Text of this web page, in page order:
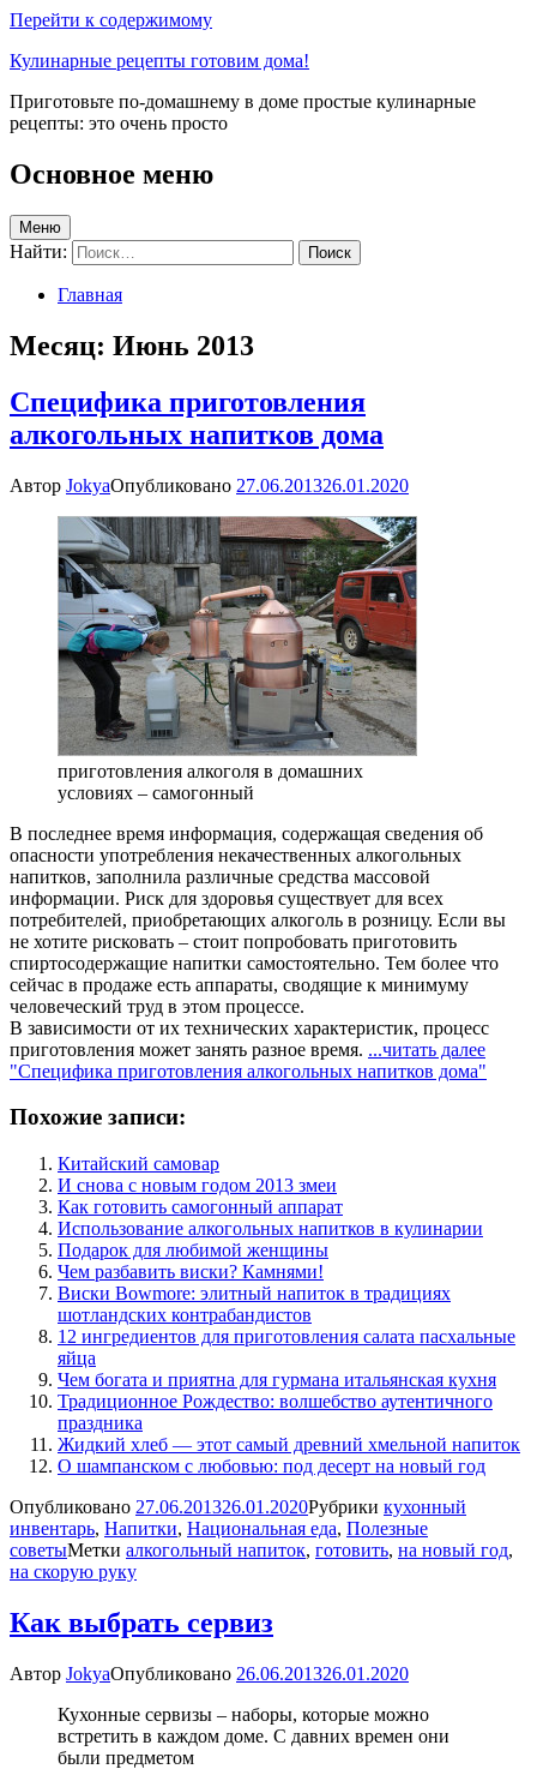
Перейти к содержимому
Кулинарные рецепты готовим дома!
Приготовьте по-домашнему в доме простые кулинарные
рецепты: это очень просто
Основное меню
Меню
Найти:
Главная
Месяц: Июнь 2013
Специфика приготовления
алкогольных напитков дома
Автор JokyaОпубликовано 27.06.201326.01.2020
приготовления алкоголя в домашних
условиях – самогонный
В последнее время информация, содержащая сведения об
опасности употребления некачественных алкогольных
напитков, заполнила различные средства массовой
информации. Риск для здоровья существует для всех
потребителей, приобретающих алкоголь в розницу. Если вы
не хотите рисковать – стоит попробовать приготовить
спиртосодержащие напитки самостоятельно. Тем более что
сейчас в продаже есть аппараты, сводящие к минимуму
человеческий труд в этом процессе.
В зависимости от их технических характеристик, процесс
приготовления может занять разное время. ...читать далее
"Специфика приготовления алкогольных напитков дома"
Похожие записи:
Китайский самовар
И снова с новым годом 2013 змеи
Как готовить самогонный аппарат
Использование алкогольных напитков в кулинарии
Подарок для любимой женщины
Чем разбавить виски? Камнями!
Виски Bowmore: элитный напиток в традициях
шотландских контрабандистов
12 ингредиентов для приготовления салата пасхальные
яйца
Чем богата и приятна для гурмана итальянская кухня
Традиционное Рождество: волшебство аутентичного
праздника
Жидкий хлеб — этот самый древний хмельной напиток
О шампанском с любовью: под десерт на новый год
Опубликовано 27.06.201326.01.2020Рубрики кухонный
инвентарь, Напитки, Национальная еда, Полезные
советыМетки алкогольный напиток, готовить, на новый год,
на скорую руку
Как выбрать сервиз
Автор JokyaОпубликовано 26.06.201326.01.2020
Кухонные сервизы – наборы, которые можно
встретить в каждом доме. С давних времен они
были предметом